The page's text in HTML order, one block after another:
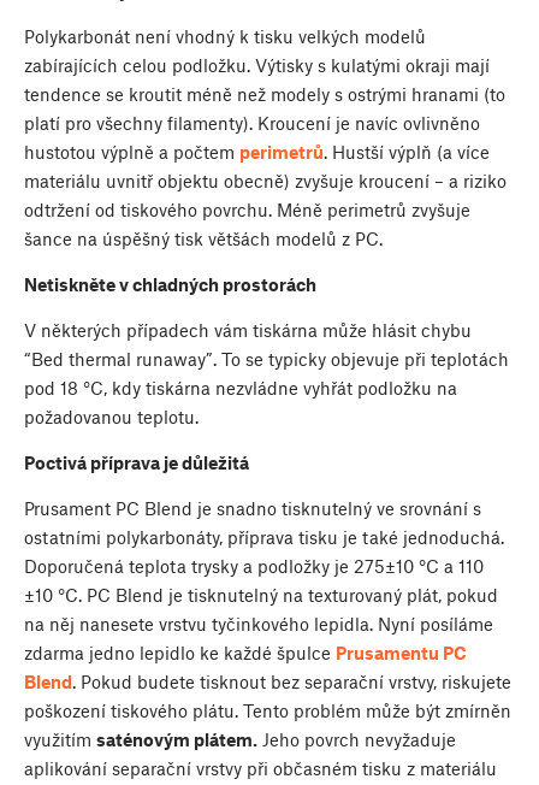
Polykarbonát není vhodný k tisku velkých modelů
zabírajících celou podložku. Výtisky s kulatými okraji mají
tendence se kroutit méně než modely s ostrými hranami (to
platí pro všechny filamenty). Kroucení je navíc ovlivněno
hustotou výplně a počtem perimetrů. Hustší výplň (a více
materiálu uvnitř objektu obecně) zvyšuje kroucení – a riziko
odtržení od tiskového povrchu. Méně perimetrů zvyšuje
šance na úspěšný tisk většách modelů z PC.
Netiskněte v chladných prostorách
V některých případech vám tiskárna může hlásit chybu
“Bed thermal runaway”. To se typicky objevuje při teplotách
pod 18 °C, kdy tiskárna nezvládne vyhřát podložku na
požadovanou teplotu.
Poctivá příprava je důležitá
Prusament PC Blend je snadno tisknutelný ve srovnání s
ostatními polykarbonáty, příprava tisku je také jednoduchá.
Doporučená teplota trysky a podložky je 275±10 °C a 110
±10 °C. PC Blend je tisknutelný na texturovaný plát, pokud
na něj nanesete vrstvu tyčinkového lepidla. Nyní posíláme
zdarma jedno lepidlo ke každé špulce Prusamentu PC
Blend. Pokud budete tisknout bez separační vrstvy, riskujete
poškození tiskového plátu. Tento problém může být zmírněn
využitím saténovým plátem. Jeho povrch nevyžaduje
aplikování separační vrstvy při občasném tisku z materiálu